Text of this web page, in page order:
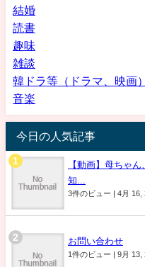
結婚
読書
趣味
雑談
韓ドラ等（ドラマ、映画）
音楽
今日の人気記事
【動画】母ちゃ
知...
3件のビュー | 4月 16,
お問い合わせ
1件のビュー | 9月 13,